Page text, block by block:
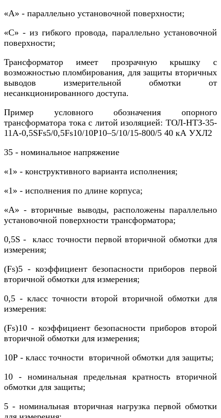
«А» - параллельно установочной поверхности;
«С» - из гибкого провода, параллельно установочной
поверхности;
Трансформатор имеет прозрачную крышку с
возможностью пломбирования, для защиты вторичных
выводов измерительной обмотки от
несанкционированного доступа.
Пример условного обозначения опорного
трансформатора тока с литой изоляцией: ТОЛ-НТЗ-35-
11А-0,5SFs5/0,5Fs10/10Р10–5/10/15-800/5 40 кА УХЛ2
35 - номинальное напряжение
«1» - конструктивного варианта исполнения;
«1» - исполнения по длине корпуса;
«А» - вторичные выводы, расположены параллельно
установочной поверхности трансформатора;
0,5S - класс точности первой вторичной обмотки для
измерения;
(Fs)5 - коэффициент безопасности приборов первой
вторичной обмотки для измерения;
0,5 - класс точности второй вторичной обмотки для
измерения:
(Fs)10 - коэффициент безопасности приборов второй
вторичной обмотки для измерения;
10Р - класс точности вторичной обмотки для защиты;
10 - номинальная предельная кратность вторичной
обмотки для защиты;
5 - номинальная вторичная нагрузка первой обмотки